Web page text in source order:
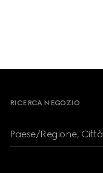
RICERCA NEGOZIO
Paese/Regione, Città